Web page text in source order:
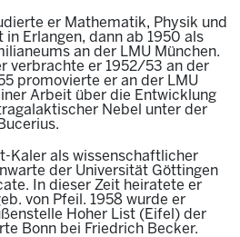
er Mathematik, Physik und
Erlangen, dann ab 1950 als
an der LMU München.
verbrachte er 1952/53 an der
promovierte er an der LMU
Arbeit über die Entwicklung
Nebel unter der
Kaler als wissenschaftlicher
der Universität Göttingen
In dieser Zeit heiratete er
von Pfeil. 1958 wurde er
Hoher List (Eifel) der
Bonn bei Friedrich Becker.